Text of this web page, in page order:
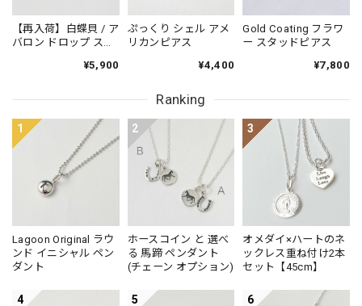
【再入荷】白蝶貝 / ア
バロン ドロップ スタ
アス プチピアス¥5,900
ぷっくり シェル アメ
リカンピアス
¥4,400
Gold Coating フラワ
ー スタッドピアス
¥7,800
Ranking
1
Lagoon Original ラウ
ンド イニシャル ペン
ダント
2
ホースコイン と 選べ
る 馬蹄 ペンダント
(チェーン オプション)
3
オメダイ×ハートのネ
ックレス重ね付け2本
セット【45cm】
4 5 6